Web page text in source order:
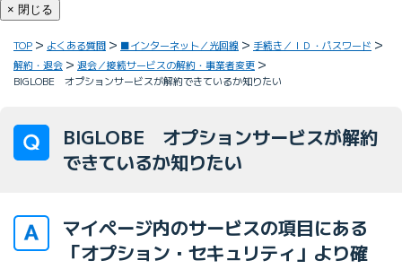
× 閉じる
TOP よくある質問 ■インターネット／光回線
手続き／ＩＤ・パスワード
解約・退会
退会／接続サービスの解約・事業者変更
BIGLOBE オプションサービスが解約できているか知りたい
BIGLOBE オプションサービスが解約
できているか知りたい
マイページ内のサービスの項目にある
「オプション・セキュリティ」より確